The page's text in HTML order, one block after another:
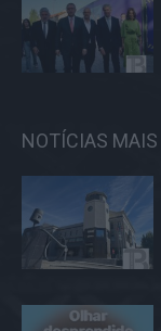
NOTÍCIAS MAIS